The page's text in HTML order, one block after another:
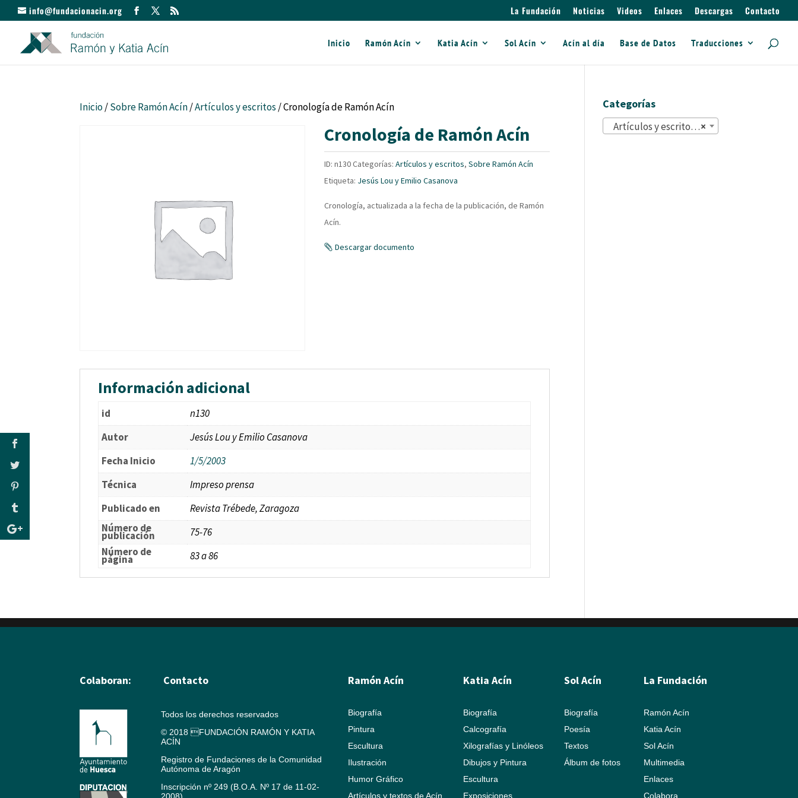
info@fundacionacin.org La Fundación Noticias Videos Enlaces Descargas Contacto
Inicio Ramón Acín Katia Acín Sol Acín Acín al día Base de Datos Traducciones
Inicio/Sobre Ramón Acín/Artículos y escritos / Cronología de Ramón Acín
Cronología de Ramón Acín
ID:n130Categorías:Artículos y escritos,Sobre Ramón Acín
Etiqueta: Jesús Lou y Emilio Casanova
Cronología, actualizada a la fecha de la publicación, de Ramón
Acín.
Descargar documento
Información adicional
id
n130
Autor
Jesús Lou y Emilio Casanova
Fecha Inicio
1/5/2003
Técnica
Impreso prensa
Publicado en
Revista Trébede, Zaragoza
Número de
publicación
75-76
Número de
página 83 a 86
Categorías
×
Artículos y escritos (822)
Colaboran: Contacto
Todos los derechos reservados
© 2018 FUNDACIÓN RAMÓN Y KATIA
ACÍN
Registro de Fundaciones de la Comunidad
Autónoma de Aragón
Inscripción nº 249 (B.O.A. Nº 17 de 11-02-
2008)
Ramón Acín
Biografía
Pintura
Escultura
Ilustración
Humor Gráfico
Artículos y textos de Acín
Katia Acín
Biografía
Calcografía
Xilografías y Linóleos
Dibujos y Pintura
Escultura
Exposiciones
Sol Acín
Biografía
Poesía
Textos
Álbum de fotos
La Fundación
Ramón Acín
Katia Acín
Sol Acín
Multimedia
Enlaces
Colabora